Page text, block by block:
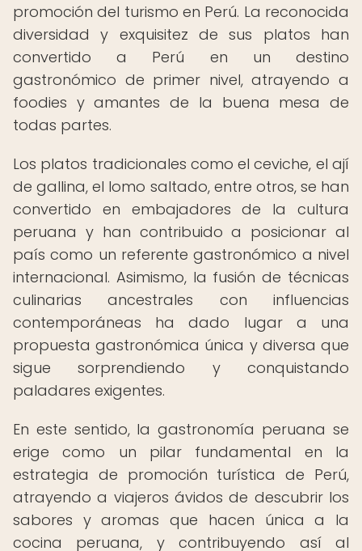
promoción del turismo en Perú. La reconocida
diversidad y exquisitez de sus platos han
convertido a Perú en un destino
gastronómico de primer nivel, atrayendo a
foodies y amantes de la buena mesa de
todas partes.
Los platos tradicionales como el ceviche, el ají
de gallina, el lomo saltado, entre otros, se han
convertido en embajadores de la cultura
peruana y han contribuido a posicionar al
país como un referente gastronómico a nivel
internacional. Asimismo, la fusión de técnicas
culinarias ancestrales con influencias
contemporáneas ha dado lugar a una
propuesta gastronómica única y diversa que
sigue sorprendiendo y conquistando
paladares exigentes.
En este sentido, la gastronomía peruana se
erige como un pilar fundamental en la
estrategia de promoción turística de Perú,
atrayendo a viajeros ávidos de descubrir los
sabores y aromas que hacen única a la
cocina peruana, y contribuyendo así al